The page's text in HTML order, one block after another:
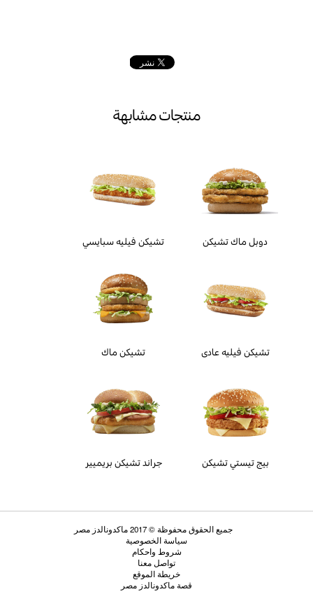
منتجات مشابهة
دوبل ماك تشيكن تشيكن فيليه سبايسي
تشيكن فيليه عادى تشيكن ماك
بيج تيستي تشيكن جراند تشيكن بريميير
سياسة الخصوصية
شروط واحكام
تواصل معنا
خريطة الموقع
قصة ماكدونالدز مصر